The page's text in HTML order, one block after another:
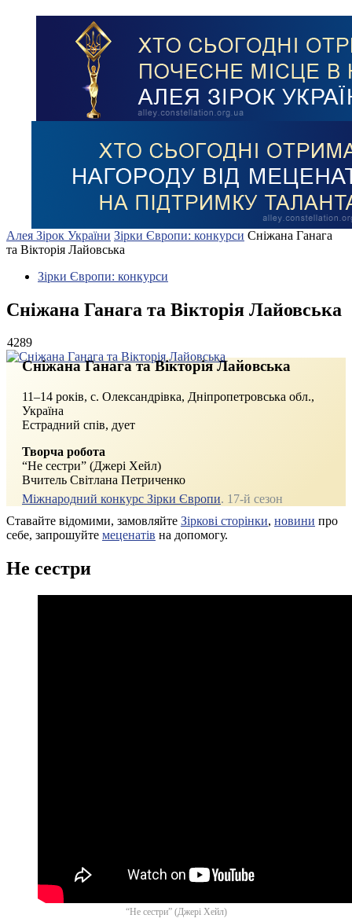
Алея Зірок України Зірки Європи: конкурси Сніжана Ганага
та Вікторія Лайовська
Зірки Європи: конкурси
Сніжана Ганага та Вікторія Лайовська
4289
Сніжана Ганага та Вікторія Лайовська
11–14 років, c. Олександрівка, Дніпропетровська обл.,
Україна
Естрадний спів, дует
Творча робота
“Не сестри” (Джері Хейл)
Вчитель Світлана Петриченко
Міжнародний конкурс Зірки Європи. 17‑й сезон
Ставайте відомими, замовляйте Зіркові сторінки, новини про
себе, запрошуйте меценатів на допомогу.
Не сестри
“Не сестри” (Джері Хейл)